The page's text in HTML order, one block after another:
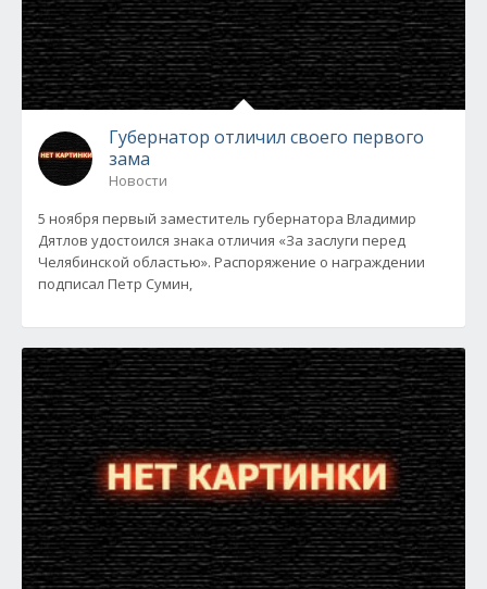
Губернатор отличил своего первого
зама
Новости
5 ноября первый заместитель губернатора Владимир
Дятлов удостоился знака отличия «За заслуги перед
Челябинской областью». Распоряжение о награждении
подписал Петр Сумин,